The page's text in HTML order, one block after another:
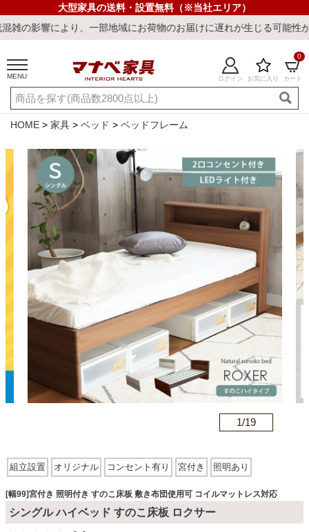
大型家具の送料・設置無料（※当社エリア）
部地域にお荷物のお届けに遅れが生じる可能性がございます。ご迷
MENU ログイン お気に入り カート
0
ご利用ガイド 新規会員登録
店舗一覧 閲覧履歴
キーワード・商品番号で探す
最短発送 冷感ラグ ワークデスク ウィルトンラ
ソファ
ダイニングテーブル・セット
HOME 家具 ベッド ベッドフレーム
1/19
組立設置 オリジナル コンセント有り 宮付き 照明あり
すのこ床板 敷き布団使用可 コイルマットレス対応
[幅99]宮付き 照明付き すのこ床板 敷き布団使用可 コイルマットレス対応
シングル ハイベッド すのこ床板 ロクサー